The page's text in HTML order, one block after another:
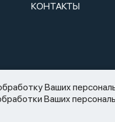
КОНТАКТЫ
мы не
Ваших
Ваших